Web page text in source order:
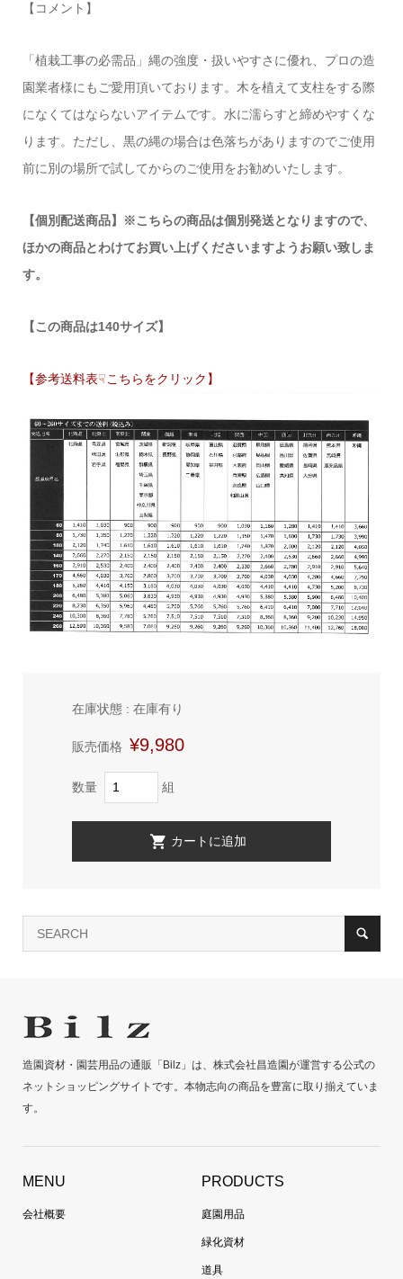
【コメント】
「植栽工事の必需品」縄の強度・扱いやすさに優れ、プロの造
園業者様にもご愛用頂いております。木を植えて支柱をする際
になくてはならないアイテムです。水に濡らすと締めやすくな
ります。ただし、黒の縄の場合は色落ちがありますのでご使用
前に別の場所で試してからのご使用をお勧めいたします。
【個別配送商品】※こちらの商品は個別発送となりますので、
ほかの商品とわけてお買い上げくださいますようお願い致しま
す。
【この商品は140サイズ】
【参考送料表☟こちらをクリック】
在庫状態 : 在庫有り
販売価格 ¥9,980
数量 組
造園資材・園芸用品の通販「Bilz」は、株式会社昌造園が運営する公式の
ネットショッピングサイトです。本物志向の商品を豊富に取り揃えていま
す。
MENU
会社概要
PRODUCTS
庭園用品
緑化資材
道具